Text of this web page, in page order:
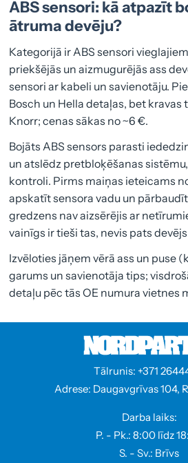
ABS sensori: kā atpazīt
ātruma devēju?
Kategorijā ir ABS sensori
priekšējās un aizmugurējās ass
sensori ar kabeli un savienotāju.
Bosch un Hella detaļas, bet
Knorr; cenas sākas no ~6 €.
Bojāts ABS sensors parasti
un atslēdz pretbloķēšanas
kontroli. Pirms maiņas ieteicams
apskatīt sensora vadu un
gredzens nav aizsērējis ar
vainīgs ir tieši tas, nevis pats
Izvēloties jāņem vērā ass un puse
garums un savienotāja tips;
detaļu pēc tās OE numura vietnes
Tālrunis: +371
Adrese: Daugavgrīvas 104,
Darba laiks:
P. - Pk.: 8:00 līdz
S. - Sv.: Brīvs